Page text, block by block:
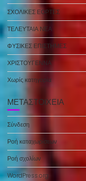
ΣΧΟΛΙΚΕΣ ΕΟΡΤΕΣ
ΤΕΛΕΥΤΑΙΑ ΝΕΑ
ΦΥΣΙΚΕΣ ΕΠΙΣΤΗΜΕΣ
ΧΡΙΣΤΟΥΓΕΝΝΑ
Χωρίς κατηγορία
ΜΕΤΑΣΤΟΙΧΕΊΑ
Σύνδεση
Ροή καταχωρίσεων
Ροή σχολίων
WordPress.org